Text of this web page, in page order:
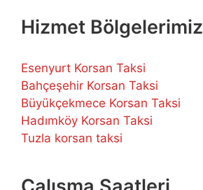
Hizmet Bölgelerimiz
Esenyurt Korsan Taksi
Bahçeşehir Korsan Taksi
Büyükçekmece Korsan Taksi
Hadımköy Korsan Taksi
Tuzla korsan taksi